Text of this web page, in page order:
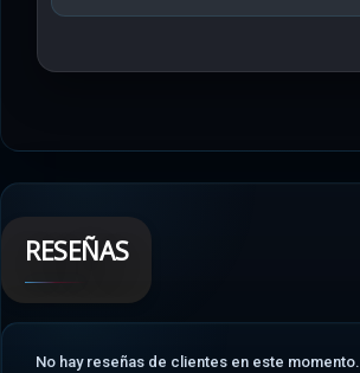
RESEÑAS
No hay reseñas de clientes en este momento.